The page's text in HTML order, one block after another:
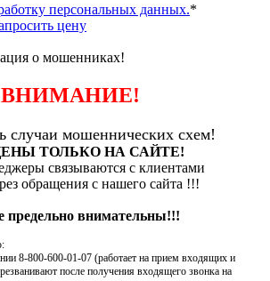
персональных данных.*
цену
о мошенниках!
ВНИМАНИЕ!
случаи мошеннических схем!
ТОЛЬКО НА САЙТЕ!
связываются с клиентами
обращения с нашего сайта !!!
предельно внимательны!!!
8-800-600-01-07 (работает на прием входящих и
после получения входящего звонка на